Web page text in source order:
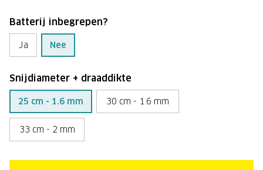
Batterij inbegrepen?
Ja Nee
Snijdiameter + draaddikte
25 cm - 1.6 mm 30 cm - 1.6 mm
33 cm - 2 mm